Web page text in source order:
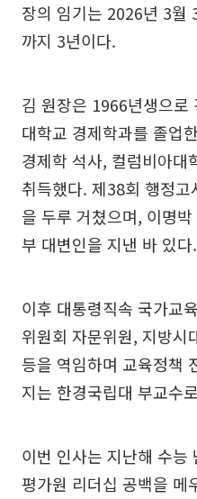
장의 임기는 2026년 3월
까지 3년이다.
김 원장은 1966년생으로
대학교 경제학과를 졸업
경제학 석사, 컬럼비아대
취득했다. 제38회 행정
을 두루 거쳤으며, 이명
부 대변인을 지낸 바 있다.
이후 대통령직속 국가교
위원회 자문위원, 지방시
등을 역임하며 교육정책
지는 한경국립대 부교수
이번 인사는 지난해 수능
평가원 리더십 공백을 메